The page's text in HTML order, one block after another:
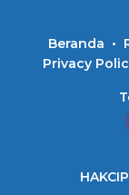
Beranda
Privacy